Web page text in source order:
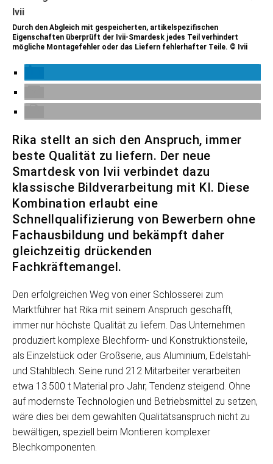
Durch den Abgleich mit gespeicherten, artikelspezifischen
Eigenschaften überprüft der Ivii-Smardesk jedes Teil verhindert
mögliche Montagefehler oder das Liefern fehlerhafter Teile. © Ivii
Rika stellt an sich den Anspruch, immer
beste Qualität zu liefern. Der neue
Smartdesk von Ivii verbindet dazu
klassische Bildverarbeitung mit KI. Diese
Kombination erlaubt eine
Schnellqualifizierung von Bewerbern ohne
Fachausbildung und bekämpft daher
gleichzeitig drückenden
Fachkräftemangel.
Den erfolgreichen Weg von einer Schlosserei zum
Marktführer hat Rika mit seinem Anspruch geschafft,
immer nur höchste Qualität zu liefern. Das Unternehmen
produziert komplexe Blechform- und Konstruktionsteile,
als Einzelstück oder Großserie, aus Aluminium, Edelstahl-
und Stahlblech. Seine rund 212 Mitarbeiter verarbeiten
etwa 13.500 t Material pro Jahr, Tendenz steigend. Ohne
auf modernste Technologien und Betriebsmittel zu setzen,
wäre dies bei dem gewählten Qualitätsanspruch nicht zu
bewältigen, speziell beim Montieren komplexer
Blechkomponenten.